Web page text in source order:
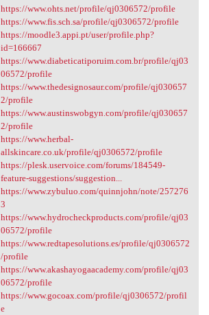
https://www.ohts.net/profile/qj0306572/profile
https://www.fis.sch.sa/profile/qj0306572/profile
https://moodle3.appi.pt/user/profile.php?
id=166667
https://www.diabeticatiporuim.com.br/profile/qj03
06572/profile
https://www.thedesignosaur.com/profile/qj030657
2/profile
https://www.austinswobgyn.com/profile/qj030657
2/profile
https://www.herbal-
allskincare.co.uk/profile/qj0306572/profile
https://plesk.uservoice.com/forums/184549-
feature-suggestions/suggestion...
https://www.zybuluo.com/quinnjohn/note/257276
3
https://www.hydrocheckproducts.com/profile/qj03
06572/profile
https://www.redtapesolutions.es/profile/qj0306572
/profile
https://www.akashayogaacademy.com/profile/qj03
06572/profile
https://www.gocoax.com/profile/qj0306572/profil
e